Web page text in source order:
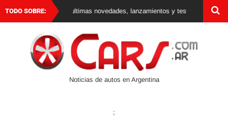
TODO SOBRE:
y el mundo. Las ultimas novedades, lanzamientos y test drives de autos,
Noticias de autos en Argentina
;